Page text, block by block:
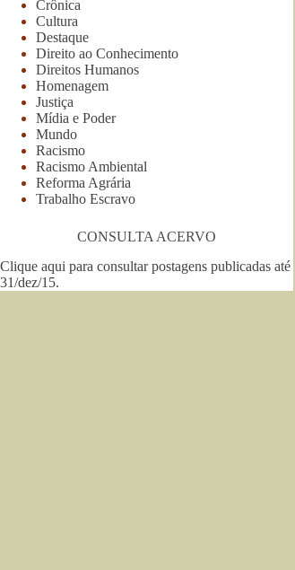
Crônica
Cultura
Destaque
Direito ao Conhecimento
Direitos Humanos
Homenagem
Justiça
Mídia e Poder
Mundo
Racismo
Racismo Ambiental
Reforma Agrária
Trabalho Escravo
CONSULTA ACERVO
Clique aqui para consultar postagens publicadas até
31/dez/15.